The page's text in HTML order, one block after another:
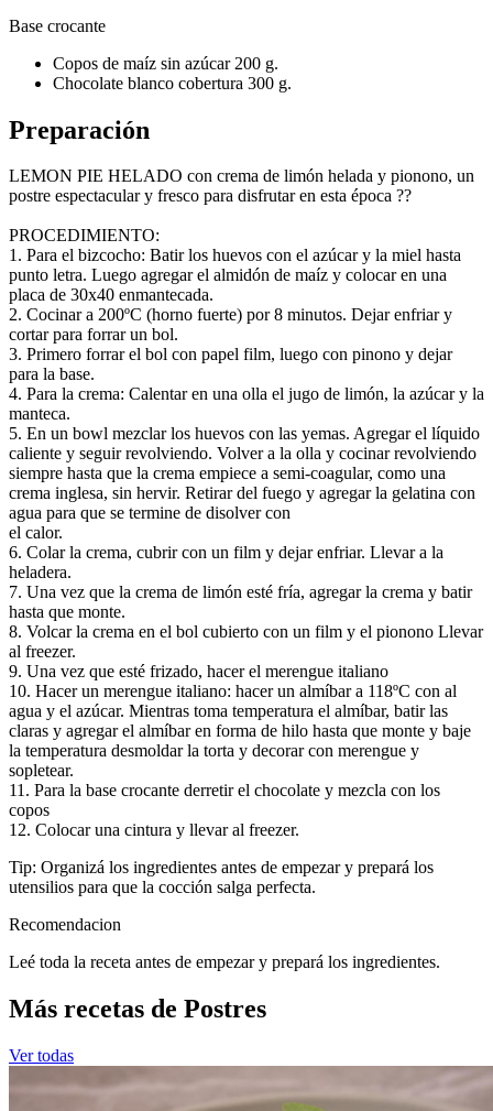
Base crocante
Copos de maíz sin azúcar 200 g.
Chocolate blanco cobertura 300 g.
Preparación
LEMON PIE HELADO con crema de limón helada y pionono, un
postre espectacular y fresco para disfrutar en esta época ??
PROCEDIMIENTO:
1. Para el bizcocho: Batir los huevos con el azúcar y la miel hasta
punto letra. Luego agregar el almidón de maíz y colocar en una
placa de 30x40 enmantecada.
2. Cocinar a 200ºC (horno fuerte) por 8 minutos. Dejar enfriar y
cortar para forrar un bol.
3. Primero forrar el bol con papel film, luego con pinono y dejar
para la base.
4. Para la crema: Calentar en una olla el jugo de limón, la azúcar y la
manteca.
5. En un bowl mezclar los huevos con las yemas. Agregar el líquido
caliente y seguir revolviendo. Volver a la olla y cocinar revolviendo
siempre hasta que la crema empiece a semi-coagular, como una
crema inglesa, sin hervir. Retirar del fuego y agregar la gelatina con
agua para que se termine de disolver con
el calor.
6. Colar la crema, cubrir con un film y dejar enfriar. Llevar a la
heladera.
7. Una vez que la crema de limón esté fría, agregar la crema y batir
hasta que monte.
8. Volcar la crema en el bol cubierto con un film y el pionono Llevar
al freezer.
9. Una vez que esté frizado, hacer el merengue italiano
10. Hacer un merengue italiano: hacer un almíbar a 118ºC con al
agua y el azúcar. Mientras toma temperatura el almíbar, batir las
claras y agregar el almíbar en forma de hilo hasta que monte y baje
la temperatura desmoldar la torta y decorar con merengue y
sopletear.
11. Para la base crocante derretir el chocolate y mezcla con los
copos
12. Colocar una cintura y llevar al freezer.
Tip: Organizá los ingredientes antes de empezar y prepará los
utensilios para que la cocción salga perfecta.
Recomendacion
Leé toda la receta antes de empezar y prepará los ingredientes.
Más recetas de Postres
Ver todas